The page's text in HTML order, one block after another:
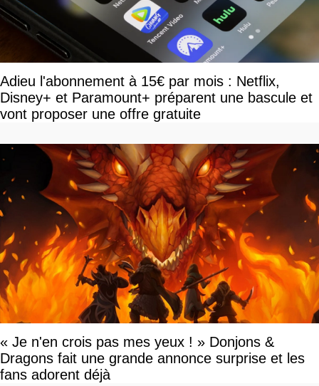
Adieu l'abonnement à 15€ par mois : Netflix,
Disney+ et Paramount+ préparent une bascule et
vont proposer une offre gratuite
« Je n'en crois pas mes yeux ! » Donjons &
Dragons fait une grande annonce surprise et les
fans adorent déjà